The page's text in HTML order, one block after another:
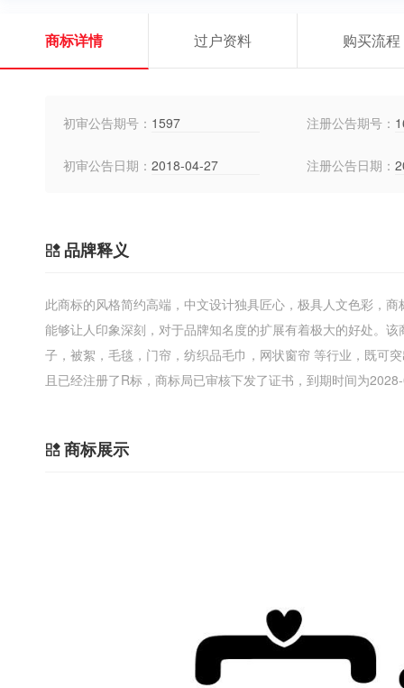
商标详情 过户资料 购买流程
初审公告期号： 1597 注册公告期号：
初审公告日期： 2018-04-27 注册公告日期：
品牌释义
此商标的风格简约高端，中文设计独具匠心，极具人文色彩，
能够让人印象深刻，对于品牌知名度的扩展有着极大的好处。
子，被絮，毛毯，门帘，纺织品毛巾，网状窗帘 等行业，既可
且已经注册了R标，商标局已审核下发了证书，到期时间为
商标展示